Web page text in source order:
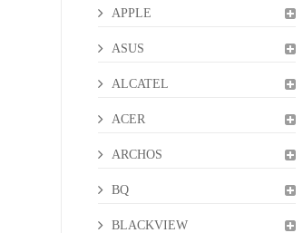
APPLE
ASUS
ALCATEL
ACER
ARCHOS
BQ
BLACKVIEW